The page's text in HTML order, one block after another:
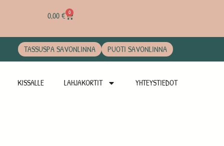
0,00€ 0
TASSUSPA SAVONLINNA PUOTI SAVONLINNA
KISSALLE LAHJAKORTIT YHTEYSTIEDOT